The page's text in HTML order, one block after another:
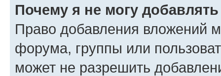
Почему я не могу
Право добавления вложений
форума, группы или
может не разрешить